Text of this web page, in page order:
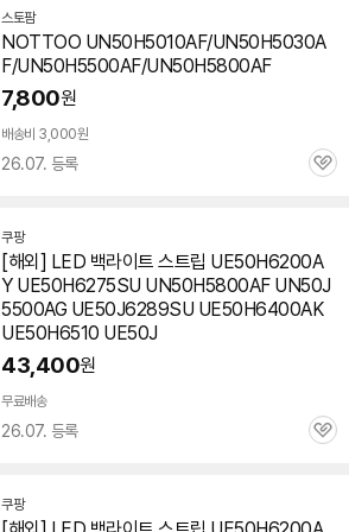
스토팜네
버
이
NOTTOO UN50H5010AF/UN50H5030A
F/UN50H5500AF/UN50H5800AF
7,800원
배송비 3,000원
26.07. 등록
관
쿠팡
[해외] LED 백라이트 스트립 UE50H6200A
Y UE50H6275SU UN50H5800AFUN50J
5500AG UE50J6289SU UE50H6400AK
UE50H6510 UE50J
43,400원
무료배송
26.07. 등록
관
쿠팡